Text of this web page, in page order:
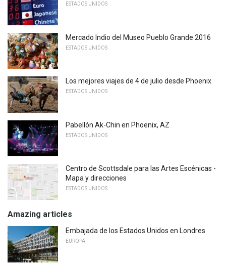
ESTADOS UNIDOS
Mercado Indio del Museo Pueblo Grande 2016
ESTADOS UNIDOS
Los mejores viajes de 4 de julio desde Phoenix
ESTADOS UNIDOS
Pabellón Ak-Chin en Phoenix, AZ
ESTADOS UNIDOS
Centro de Scottsdale para las Artes Escénicas -
Mapa y direcciones
ESTADOS UNIDOS
Amazing articles
Embajada de los Estados Unidos en Londres
EUROPA